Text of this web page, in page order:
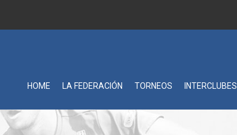
HOME LA FEDERACIÓN TORNEOS INTERCLUBES